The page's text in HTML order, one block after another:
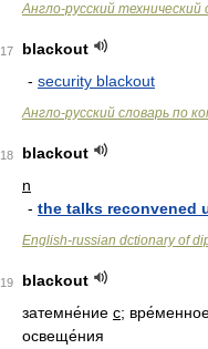
Англо-русский технический
17
blackout
- security blackout
Англо-русский словарь по
18
blackout
n
- the talks reconvened
English-russian dctionary of
19
blackout
затемне́ние с; вре́менное
освеще́ния